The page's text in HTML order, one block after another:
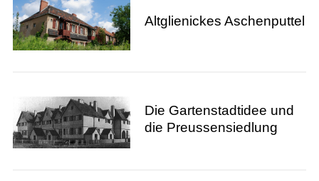
Altglienickes Aschenputtel
Die Gartenstadtidee und
die Preussensiedlung